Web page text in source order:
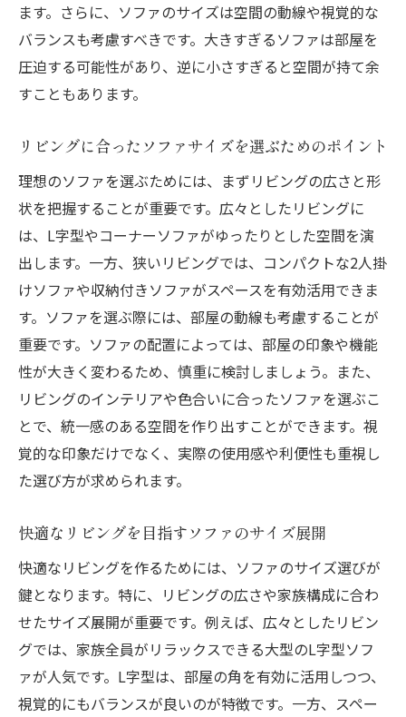
魅力的なL字型ソファの配置アイデア
L字型ソファでリビングをスタイリッシュに
L字型ソファの配置で広がるリビングの可能
性
空間を広げるL字型ソファの選び方
コンパクトソファで小さなスペースを最大限に
活用
小さな部屋に最適なコンパクトソファの選
び方
コンパクトソファでスペースを節約
限られた空間を活かすコンパクトソファの
魅力
小さなスペースでも快適！コンパクトソフ
ァ活用術
部屋にぴったり合うコンパクトソファの提
案
コンパクトソファで小さなリビングを快適
ソファの配置で部屋の印象を変える方法
ソファ配置で部屋を広く見せるテクニック
配置次第で変わる！ソファがもたらす部屋
の印象
ソファ配置術でリビングの雰囲気を刷新
ます。さらに、ソファのサイズは空間の動線や視覚的な
バランスも考慮すべきです。大きすぎるソファは部屋を
圧迫する可能性があり、逆に小さすぎると空間が持て余
すこともあります。
リビングに合ったソファサイズを選ぶためのポイント
理想のソファを選ぶためには、まずリビングの広さと形
状を把握することが重要です。広々としたリビングに
は、L字型やコーナーソファがゆったりとした空間を演
出します。一方、狭いリビングでは、コンパクトな2人掛
けソファや収納付きソファがスペースを有効活用できま
す。ソファを選ぶ際には、部屋の動線も考慮することが
重要です。ソファの配置によっては、部屋の印象や機能
性が大きく変わるため、慎重に検討しましょう。また、
リビングのインテリアや色合いに合ったソファを選ぶこ
とで、統一感のある空間を作り出すことができます。視
覚的な印象だけでなく、実際の使用感や利便性も重視し
た選び方が求められます。
快適なリビングを目指すソファのサイズ展開
快適なリビングを作るためには、ソファのサイズ選びが
鍵となります。特に、リビングの広さや家族構成に合わ
せたサイズ展開が重要です。例えば、広々としたリビン
グでは、家族全員がリラックスできる大型のL字型ソフ
ァが人気です。L字型は、部屋の角を有効に活用しつつ、
視覚的にもバランスが良いのが特徴です。一方、スペー